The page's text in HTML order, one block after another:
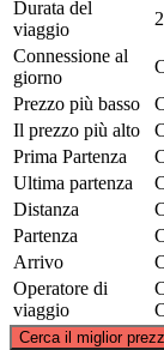
Durata del
viaggio
Connessione al
giorno
Prezzo più basso
Il prezzo più alto
Prima Partenza
Ultima partenza
Distanza
Partenza
Arrivo
Operatore di
viaggio
Cerca il miglior